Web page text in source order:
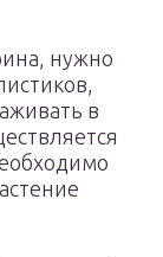
нужно
в